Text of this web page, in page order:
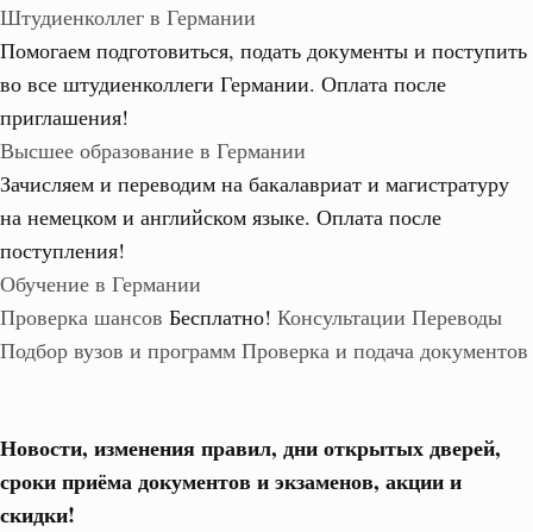
Штудиенколлег в Германии
Помогаем подготовиться, подать документы и поступить
во все штудиенколлеги Германии. Оплата после
приглашения!
Высшее образование в Германии
Зачисляем и переводим на бакалавриат и магистратуру
на немецком и английском языке. Оплата после
поступления!
Обучение в Германии
Проверка шансов Бесплатно! Консультации Переводы
Подбор вузов и программ Проверка и подача документов
Новости, изменения правил, дни открытых дверей,
сроки приёма документов и экзаменов, акции и
скидки!